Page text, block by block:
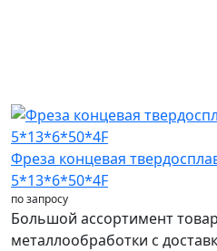
Фреза концевая
5*13*6*50*4F
по запросу
Большой ассортимент
металлообработки с